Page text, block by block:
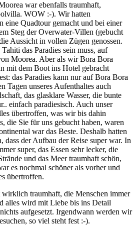
war ebenfalls traumhaft,
WOW :-). Wir hatten
eine Quadtour gemacht und bei einer
Steg der Overwater-Villen (gebucht
Aussicht in vollen Zügen genossen.
das Paradies sein muss, auf
Moorea. Aber als wir Bora Bora
mit dem Boot ins Hotel gebracht
das Paradies kann nur auf Bora Bora
Tagen unseres Aufenthaltes auch
das glasklare Wasser, die bunte
einfach paradiesisch. Auch unser
übertroffen, was wir bis dahin
die Sie für uns gebucht haben, waren
war das Beste. Deshalb hatten
dass der Aufbau der Reise super war. In
super, das Essen sehr lecker, die
und das Meer traumhaft schön,
es nochmal schöner als vorher und
übertroffen.
wirklich traumhaft, die Menschen immer
alles wird mit Liebe bis ins Detail
aufgesetzt. Irgendwann werden wir
so viel steht fest :-).